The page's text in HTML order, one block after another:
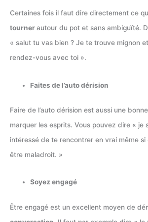
Certaines fois il faut dire directement ce
tournerautour du pot et sans ambiguïté.
« salut tu vas bien ? Je te trouve mignon
rendez-vous avec toi ».
Faites de l’auto dérision
Faire de l’auto dérision est aussi une bonne
marquer les esprits. Vous pouvez dire « je
intéressé de te rencontrer en vrai même si
être maladroit. »
Soyez engagé
Être engagé est un excellent moyen de